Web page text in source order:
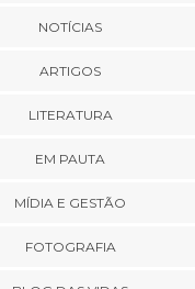
NOTÍCIAS
ARTIGOS
LITERATURA
EM PAUTA
MÍDIA E GESTÃO
FOTOGRAFIA